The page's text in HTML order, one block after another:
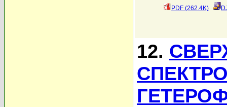
PDF (262.4K)
12.